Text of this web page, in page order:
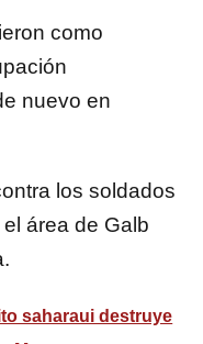
como
nuevo en
los soldados
área de Galb
saharaui destruye